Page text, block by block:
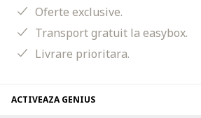
Oferte exclusive.
Transport gratuit la easybox.
Livrare prioritara.
ACTIVEAZA GENIUS